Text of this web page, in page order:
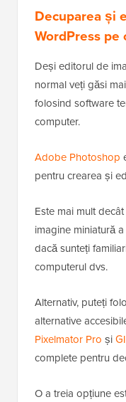
Decuparea și
WordPress
Deși editorul de
normal veți găsi
folosind software
computer.
Adobe Photoshop
pentru crearea și
Este mai mult
imagine miniatură
dacă sunteți
computerul dvs.
Alternativ, puteți
alternative
Pixelmator Pro și
complete pentru
O a treia opțiune